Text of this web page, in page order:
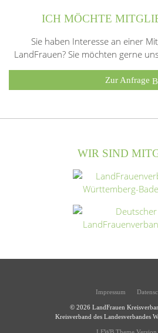
ICH MÖCHTE
Sie haben Interesse an einer
LandFrauen? Sie möchten gerne
Zur Anfrage
WIR SIND
Impressum
© 2026 LandFrauen
Kreisverband des Landesverbandes